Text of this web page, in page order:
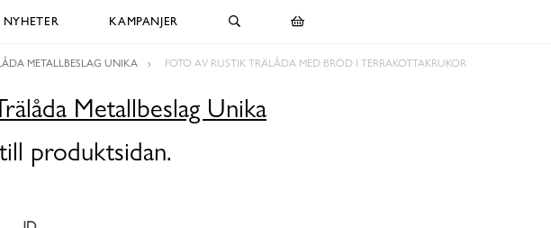
NYHETER KAMPANJER
METALLBESLAG UNIKA FOTO AV RUSTIK TRÄLÅDA MED BRÖD I TERRAKOTTAKRUKOR
Metallbeslag Unika
produktsidan.